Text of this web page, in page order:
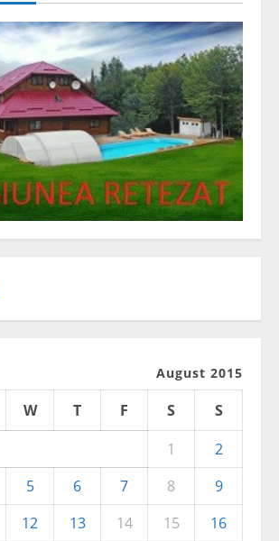
August 2015
W T F S
S
1
2
5 6 7 8
9
12 13 14 15
16